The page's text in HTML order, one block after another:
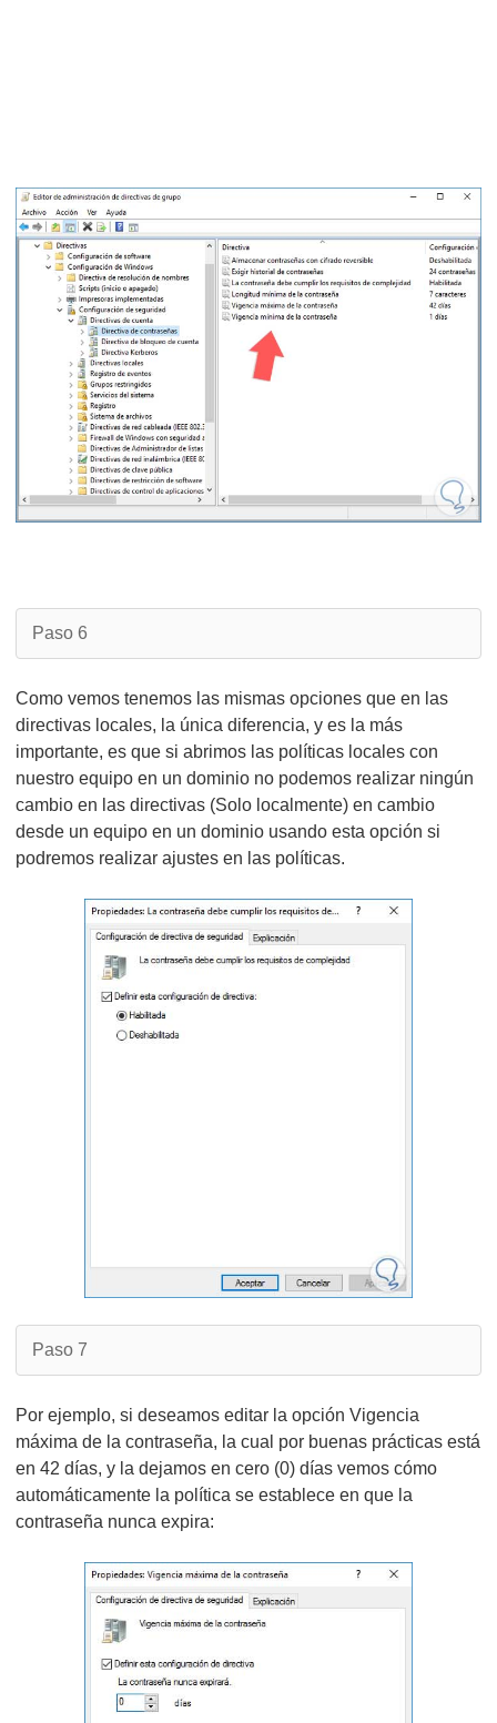
Paso 6
Como vemos tenemos las mismas opciones que en las
directivas locales, la única diferencia, y es la más
importante, es que si abrimos las políticas locales con
nuestro equipo en un dominio no podemos realizar ningún
cambio en las directivas (Solo localmente) en cambio
desde un equipo en un dominio usando esta opción si
podremos realizar ajustes en las políticas.
Paso 7
Por ejemplo, si deseamos editar la opción Vigencia
máxima de la contraseña, la cual por buenas prácticas está
en 42 días, y la dejamos en cero (0) días vemos cómo
automáticamente la política se establece en que la
contraseña nunca expira: